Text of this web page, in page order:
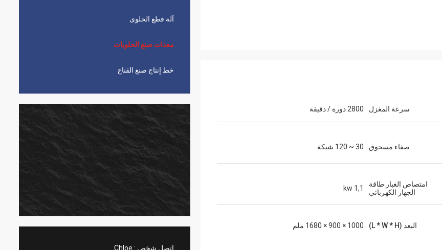
آلة قطع الحلوى
معدات صنع الحلويات
خط إنتاج صنع القناع
اتصل شخص : Chloe
سرعة المغزل 2800 دورة / دقيقة
صفاء مسحوق 30 ~ 120 شبكة
امتصاص الغبار طاقة
الجهاز الكهربائي
1,1 kw
البعد (L * W * H) 1000 × 900 × 1680 ملم